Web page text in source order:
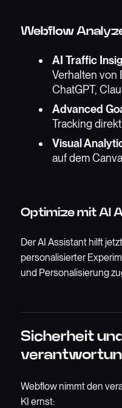
Webflow
AI Traffic
Verhalten von
ChatGPT,
Advanced
Tracking
Visual
auf dem
Optimize mit AI
Der AI Assistant hilft
personalisierter
und Personalisierung
Sicherheit
Webflow nimmt den
KI ernst: